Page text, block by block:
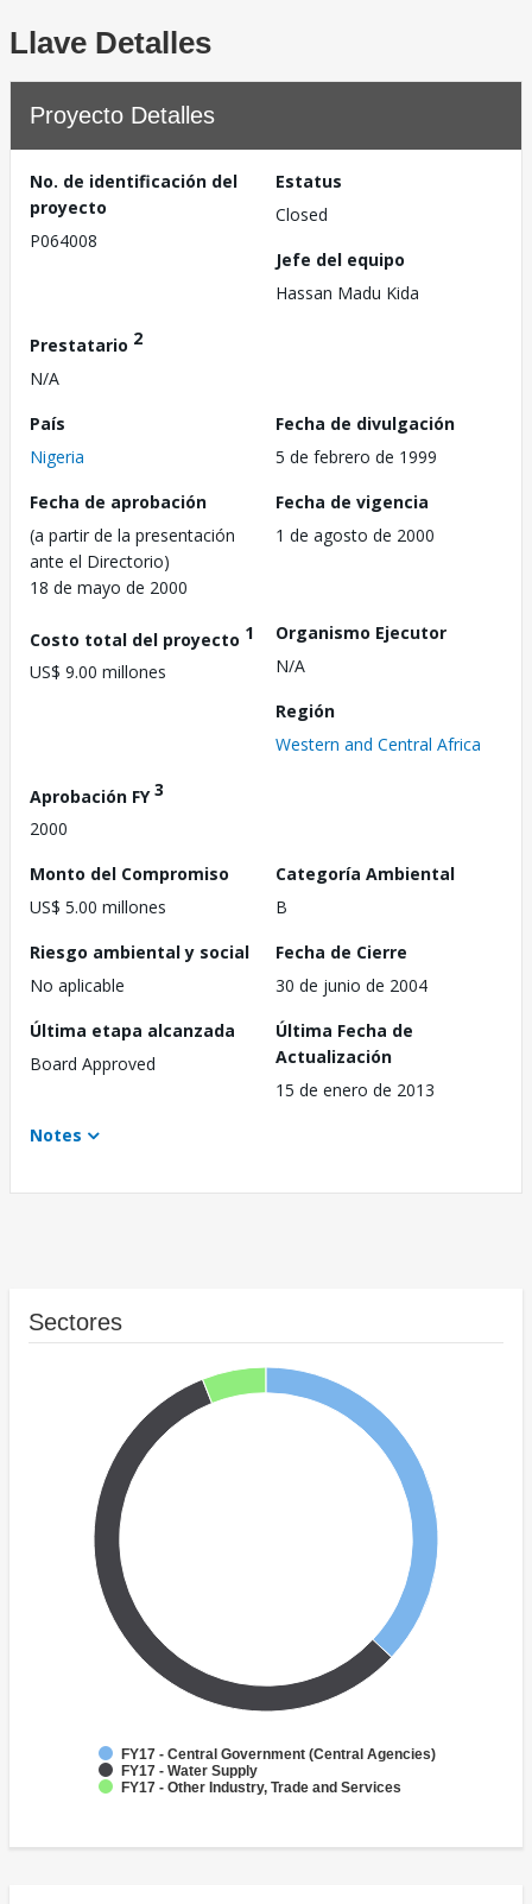
Llave Detalles
Proyecto Detalles
No. de identificación del
proyecto
P064008
Estatus
Closed
Jefe del equipo
Hassan Madu Kida
Prestatario 2
N/A
País
Nigeria
Fecha de divulgación
5 de febrero de 1999
Fecha de aprobación
(a partir de la presentación
ante el Directorio)
18 de mayo de 2000
Fecha de vigencia
1 de agosto de 2000
Costo total del proyecto 1
US$ 9.00 millones
Organismo Ejecutor
N/A
Región
Western and Central Africa
Aprobación FY3
2000
Monto del Compromiso
US$ 5.00 millones
Categoría Ambiental
B
Riesgo ambiental y social
No aplicable
Fecha de Cierre
30 de junio de 2004
Última etapa alcanzada
Board Approved
Última Fecha de
Actualización
15 de enero de 2013
Notes
Sectores
FY17 - Central Government (Central Agencies)
FY17 - Water Supply
FY17 - Other Industry, Trade and Services